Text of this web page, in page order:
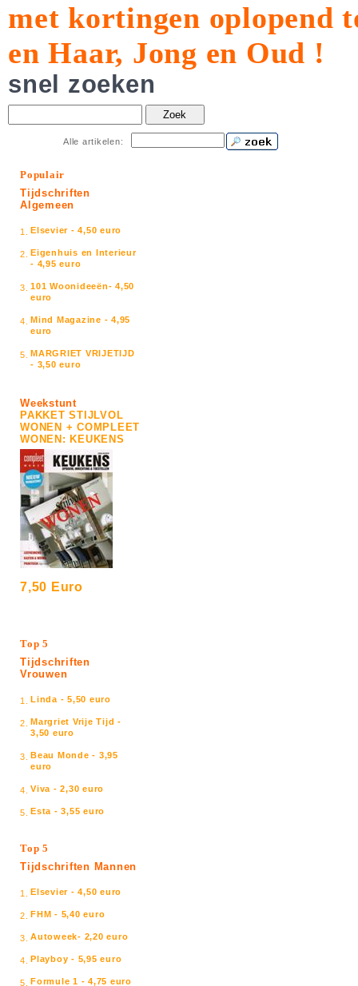
met kortingen oplopend
en Haar, Jong en Oud !
snel zoeken
Zoek
Alle artikelen:
Populair
Tijdschriften
Algemeen
1. Elsevier - 4,50 euro
2. Eigenhuis en Interieur
- 4,95 euro
3. 101 Woonideeën- 4,50
euro
4. Mind Magazine - 4,95
euro
5. MARGRIET VRIJETIJD
- 3,50 euro
Weekstunt
PAKKET STIJLVOL
WONEN + COMPLEET
WONEN: KEUKENS
7,50 Euro
Top 5
Tijdschriften
Vrouwen
1. Linda - 5,50 euro
2. Margriet Vrije Tijd -
3,50 euro
3. Beau Monde - 3,95
euro
4. Viva - 2,30 euro
5. Esta - 3,55 euro
Top 5
Tijdschriften Mannen
1. Elsevier - 4,50 euro
2. FHM - 5,40 euro
3. Autoweek- 2,20 euro
4. Playboy - 5,95 euro
5. Formule 1 - 4,75 euro